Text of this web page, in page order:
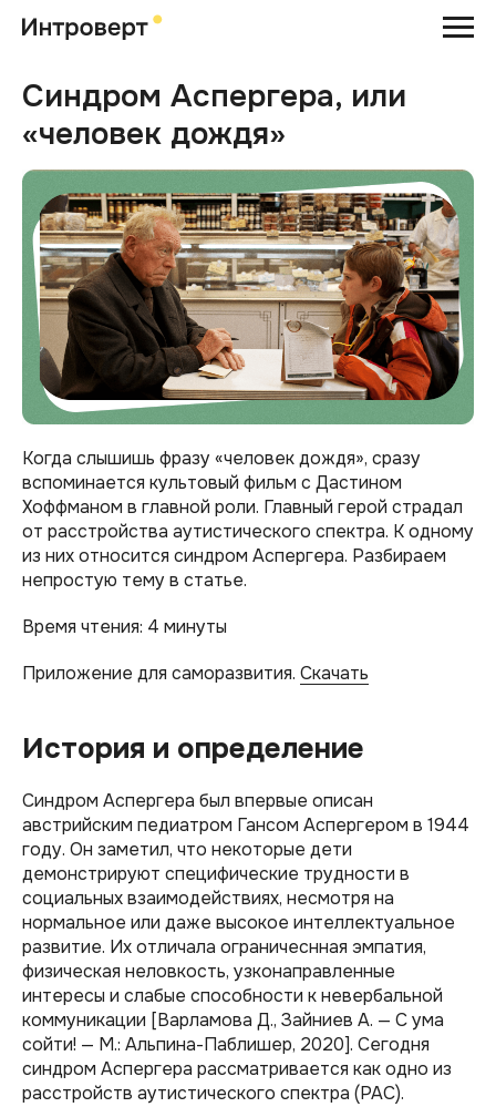
Синдром Аспергера, или
«человек дождя»
Когда слышишь фразу «человек дождя», сразу
вспоминается культовый фильм с Дастином
Хоффманом в главной роли. Главный герой страдал
от расстройства аутистического спектра. К одному
из них относится синдром Аспергера. Разбираем
непростую тему в статье.
Время чтения: 4 минуты
Приложение для саморазвития. Скачать
История и определение
Синдром Аспергера был впервые описан
австрийским педиатром Гансом Аспергером в 1944
году. Он заметил, что некоторые дети
демонстрируют специфические трудности в
социальных взаимодействиях, несмотря на
нормальное или даже высокое интеллектуальное
развитие. Их отличала ограничеснная эмпатия,
физическая неловкость, узконаправленные
интересы и слабые способности к невербальной
коммуникации [Варламова Д., Зайниев А. — С ума
сойти! — М.: Альпина-Паблишер, 2020]. Сегодня
синдром Аспергера рассматривается как одно из
расстройств аутистического спектра (РАС).